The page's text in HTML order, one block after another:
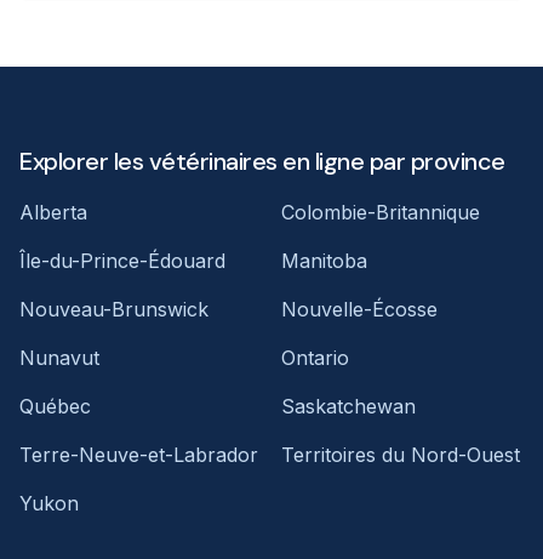
Explorer les vétérinaires en ligne par province
Alberta
Colombie-Britannique
Île-du-Prince-Édouard
Manitoba
Nouveau-Brunswick
Nouvelle-Écosse
Nunavut
Ontario
Québec
Saskatchewan
Terre-Neuve-et-Labrador
Territoires du Nord-Ouest
Yukon